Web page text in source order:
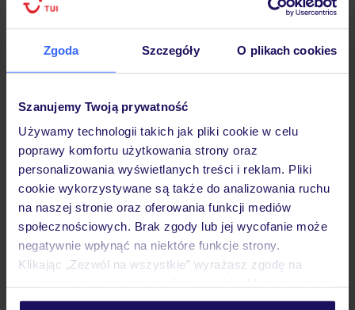
Zgoda Szczegóły O plikach cookies
Szanujemy Twoją prywatność
Używamy technologii takich jak pliki cookie w celu
poprawy komfortu użytkowania strony oraz
personalizowania wyświetlanych treści i reklam. Pliki
cookie wykorzystywane są także do analizowania ruchu
na naszej stronie oraz oferowania funkcji mediów
społecznościowych. Brak zgody lub jej wycofanie może
negatywnie wpłynąć na niektóre funkcje strony.
Klikając „Zezwól na wszystkie” wyrażasz zgodę na
personalizować swój wybór wchodząc w zakładkę
Hotel
Pokoje
Wyżywienie
Atrakcje